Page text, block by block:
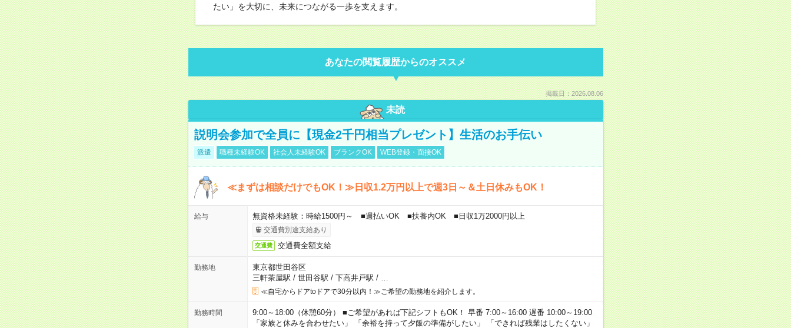
たい」を大切に、未来につながる一歩を支えます。
あなたの閲覧履歴からのオススメ
掲載日：2026.08.06
未読
説明会参加で全員に【現金2千円相当プレゼント】生活のお手伝い
派遣 職種未経験OK 社会人未経験OK ブランクOK WEB登録・面接OK
≪まずは相談だけでもOK！≫日収1.2万円以上で週3日～＆土日休みもOK！
給与 無資格未経験：時給1500円～ ■週払いOK ■扶養内OK ■日収1万2000円以上
交通費別途支給あり
交通費 交通費全額支給
勤務地
東京都世田谷区
三軒茶屋駅 / 世田谷駅 / 下高井戸駅 /
≪自宅からドアtoドアで30分以内！≫ご希望の勤務地を紹介します。
勤務時間
9:00～18:00（休憩60分） ■ご希望があれば下記シフトもOK！ 早番 7:00～16:00 遅番 10:00～19:00
「家族と休みを合わせたい」 「余裕を持って夕飯の準備がしたい」 「できれば残業はしたくない」